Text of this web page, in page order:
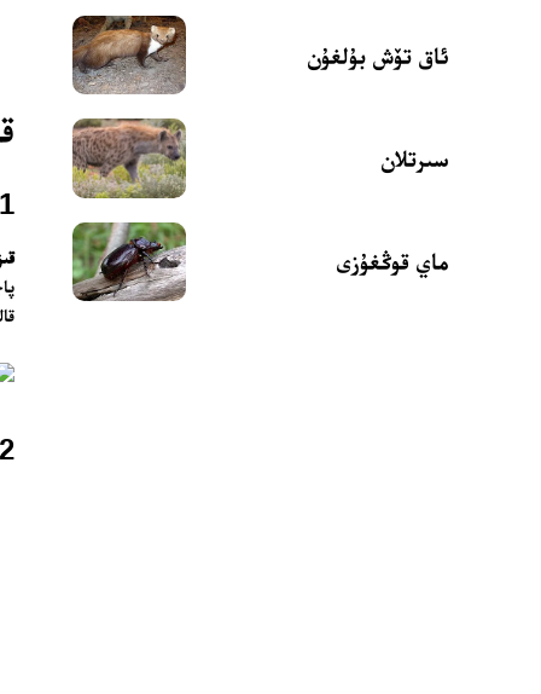
1. «قىزىل قانات (فىلامىنگو)» نىڭ ئومۇمىي تونۇشتۇرۇلۇشى
2. ئاتىلىشى
ئاق تۆش بۇلغۇن
سىرتلان
ماي قوڭغۇزى